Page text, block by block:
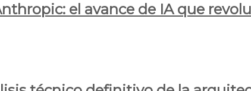
el avance de IA que